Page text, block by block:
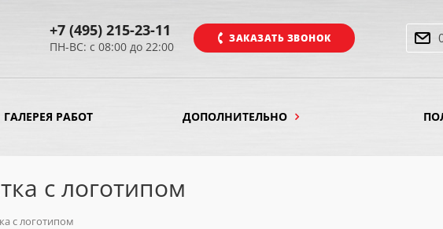
ЗАКАЗАТЬ ЗВОНОК
+7 (495) 215-23-11
ПН-ВС: с 08:00 до 22:00
ГАЛЕРЕЯ РАБОТ ДОПОЛНИТЕЛЬНО
с логотипом
с логотипом